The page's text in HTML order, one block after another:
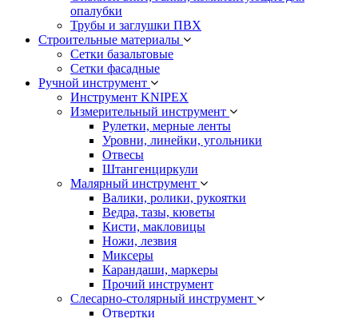
опалубки
Трубы и заглушки ПВХ
Строительные материалы
Сетки базальтовые
Сетки фасадные
Ручной инструмент
Инструмент KNIPEX
Измерительный инструмент
Рулетки, мерные ленты
Уровни, линейки, угольники
Отвесы
Штангенциркули
Малярный инструмент
Валики, ролики, рукоятки
Ведра, тазы, кюветы
Кисти, макловицы
Ножи, лезвия
Миксеры
Карандаши, маркеры
Прочий инструмент
Слесарно-столярный инструмент
Отвертки